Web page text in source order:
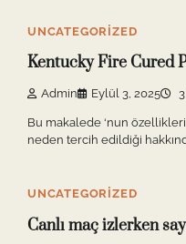
UNCATEGORIZED
Kentucky Fire Cured
Admin Eylül 3, 2025
Bu makalede ‘nun
neden tercih edildiği
UNCATEGORIZED
Canlı maç izlerken